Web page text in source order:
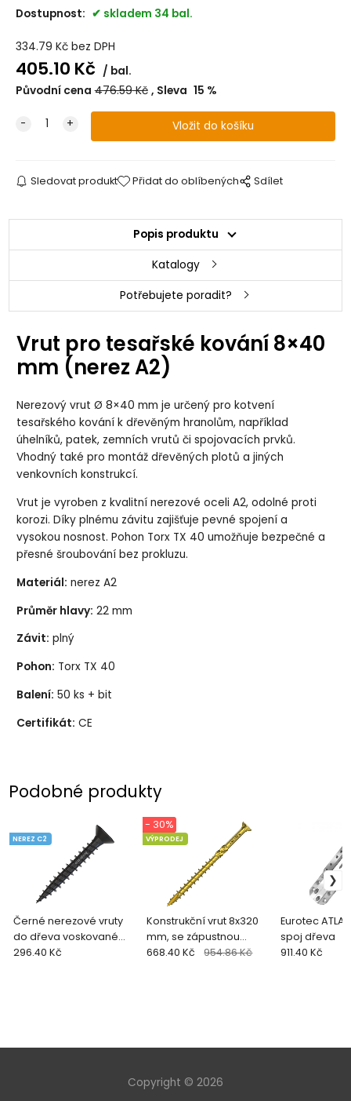
Dostupnost: skladem 34 bal.
334.79 Kč bez DPH
405.10 Kč
bal.
Původní cena 476.59Kč Sleva 15 %
Sledovat produkt Přidat do oblíbených Sdílet
Popis produktu
Katalogy
Potřebujete poradit?
Vrut pro tesařské kování 8×40
mm (nerez A2)
Nerezový vrut Ø 8×40 mm je určený pro kotvení
tesařského kování k dřevěným hranolům, například
úhelníků, patek, zemních vrutů či spojovacích prvků.
Vhodný také pro montáž dřevěných plotů a jiných
venkovních konstrukcí.
Vrut je vyroben z kvalitní nerezové oceli A2, odolné proti
korozi. Díky plnému závitu zajišťuje pevné spojení a
vysokou nosnost. Pohon Torx TX 40 umožňuje bezpečné a
přesné šroubování bez prokluzu.
Materiál: nerez A2
Průměr hlavy: 22 mm
Závit: plný
Pohon: Torx TX 40
Balení: 50 ks + bit
Certifikát: CE
Podobné produkty
Černé nerezové vruty
do dřeva voskované
pro QUADRO CLIP (200
NEREZ C2
296.40 Kč
Konstrukční vrut 8x320
mm, se zápustnou
hlavou (50 ks + bit)
VÝPRODEJ
- 30%
668.40 Kč 954.86 Kč
Eurotec
spoj dřeva
911.40 Kč
Copyright © 2026